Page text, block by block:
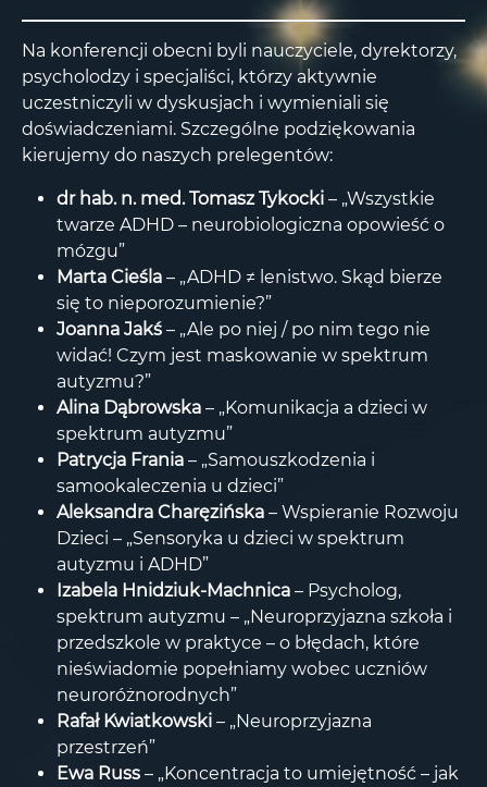
Na konferencji obecni byli nauczyciele, dyrektorzy,
psycholodzy i specjaliści, którzy aktywnie
uczestniczyli w dyskusjach i wymieniali się
doświadczeniami. Szczególne podziękowania
kierujemy do naszych prelegentów:
dr hab. n. med. Tomasz Tykocki – „Wszystkie
twarze ADHD – neurobiologiczna opowieść o
mózgu”
Marta Cieśla – „ADHD ≠ lenistwo. Skąd bierze
się to nieporozumienie?”
Joanna Jakś – „Ale po niej / po nim tego nie
widać! Czym jest maskowanie w spektrum
autyzmu?”
Alina Dąbrowska – „Komunikacja a dzieci w
spektrum autyzmu”
Patrycja Frania – „Samouszkodzenia i
samookaleczenia u dzieci”
Aleksandra Charęzińska – Wspieranie Rozwoju
Dzieci – „Sensoryka u dzieci w spektrum
autyzmu i ADHD”
Izabela Hnidziuk-Machnica – Psycholog,
spektrum autyzmu – „Neuroprzyjazna szkoła i
przedszkole w praktyce – o błędach, które
nieświadomie popełniamy wobec uczniów
neuroróżnorodnych”
Rafał Kwiatkowski – „Neuroprzyjazna
przestrzeń”
Ewa Russ – „Koncentracja to umiejętność – jak